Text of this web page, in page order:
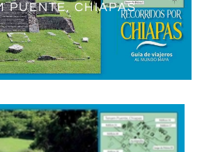
PUENTE, CHIAPAS